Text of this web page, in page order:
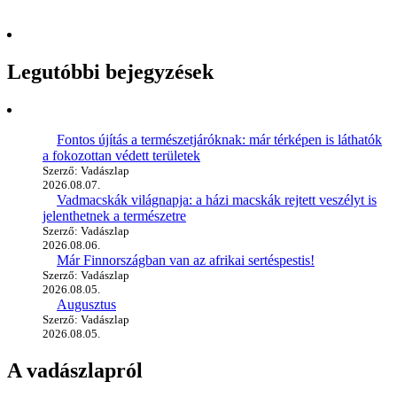
Legutóbbi bejegyzések
Fontos újítás a természetjáróknak: már térképen is láthatók
a fokozottan védett területek
Szerző: Vadászlap
2026.08.07.
Vadmacskák világnapja: a házi macskák rejtett veszélyt is
jelenthetnek a természetre
Szerző: Vadászlap
2026.08.06.
Már Finnországban van az afrikai sertéspestis!
Szerző: Vadászlap
2026.08.05.
Augusztus
Szerző: Vadászlap
2026.08.05.
A vadászlapról